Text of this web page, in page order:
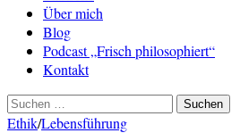
Über mich
Blog
Podcast „Frisch philosophiert“
Kontakt
Suchen
nach:
Ethik/Lebensführung